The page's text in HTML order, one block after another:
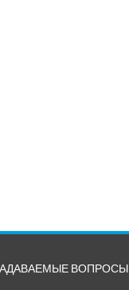
ВОПРОСЫ